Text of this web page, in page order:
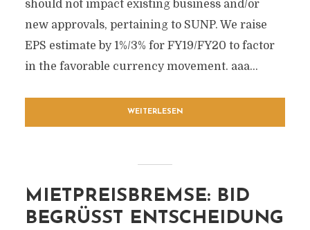
should not impact existing business and/or
new approvals, pertaining to SUNP. We raise
EPS estimate by 1%/3% for FY19/FY20 to factor
in the favorable currency movement. aaa...
WEITERLESEN
MIETPREISBREMSE: BID
BEGRÜSST ENTSCHEIDUNG D